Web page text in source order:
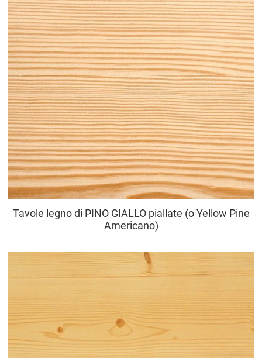
Tavole legno di PINO GIALLO piallate (o Yellow Pine
Americano)